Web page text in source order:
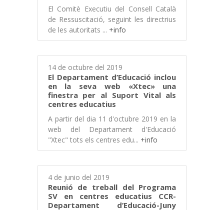
El Comitè Executiu del Consell Català
de Ressuscitació, seguint les directrius
de les autoritats ... +info
14 de octubre del 2019
El Departament d’Educació inclou
en la seva web «Xtec» una
finestra per al Suport Vital als
centres educatius
A partir del dia 11 d'octubre 2019 en la
web del Departament d'Educació
"Xtec" tots els centres edu... +info
4 de junio del 2019
Reunió de treball del Programa
SV en centres educatius CCR-
Departament d’Educació-Juny